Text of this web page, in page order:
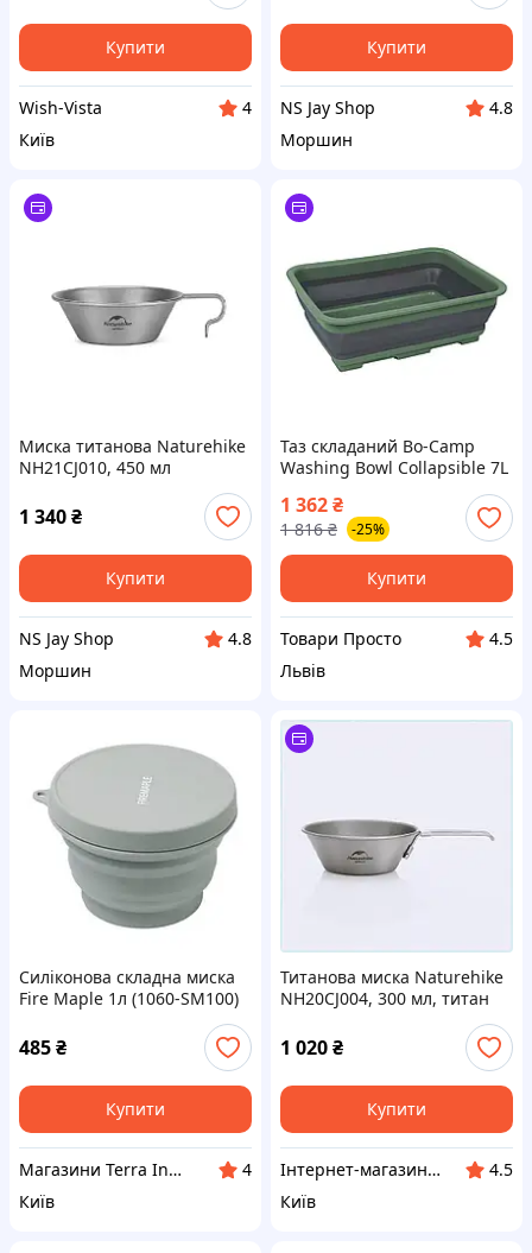
Купити
Wish-Vista
4
Київ
Купити
NS Jay Shop
4.8
Моршин
Миска титанова Naturehike
NH21CJ010, 450 мл
1 340₴
Купити
NS Jay Shop
4.8
Моршин
Таз складаний Bo-Camp
Washing Bowl Collapsible 7L
1 362₴
1 816 ₴ -25%
Купити
Товари Просто
4.5
Львів
Силіконова складна миска
Fire Maple 1л (1060-SM100)
485₴
Купити
Магазини Terra Incognita
4
Київ
Титанова миска Naturehike
NH20CJ004, 300 мл, титан
1 020₴
Купити
Інтернет-магазин GoodBuy
4.5
Київ